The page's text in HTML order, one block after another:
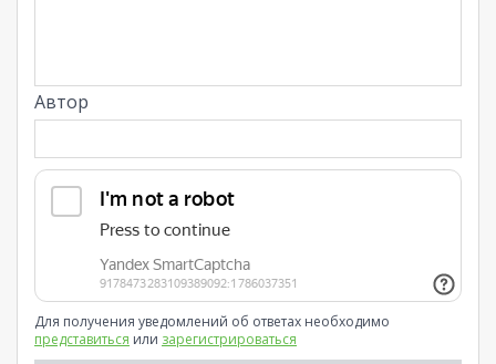
Автор
Для получения уведомлений об ответах необходимо
представиться или зарегистрироваться